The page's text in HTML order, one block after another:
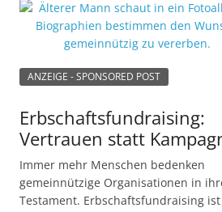
ANZEIGE - SPONSORED POST
Erbschaftsfundraising:
Vertrauen statt
Immer mehr Menschen bedenken
gemeinnützige Organisationen in
Testament. Erbschaftsfundraising